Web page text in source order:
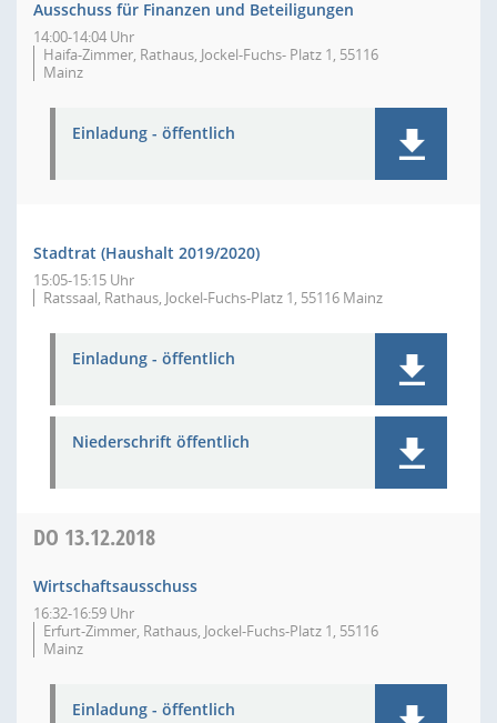
Ausschuss für Finanzen und Beteiligungen
14:00-14:04 Uhr
Haifa-Zimmer, Rathaus, Jockel-Fuchs- Platz 1, 55116
Mainz
Einladung - öffentlich
Stadtrat (Haushalt 2019/2020)
15:05-15:15 Uhr
Ratssaal, Rathaus, Jockel-Fuchs-Platz 1, 55116 Mainz
Einladung - öffentlich
Niederschrift öffentlich
DO 13.12.2018
Wirtschaftsausschuss
16:32-16:59 Uhr
Erfurt-Zimmer, Rathaus, Jockel-Fuchs-Platz 1, 55116
Mainz
Einladung - öffentlich